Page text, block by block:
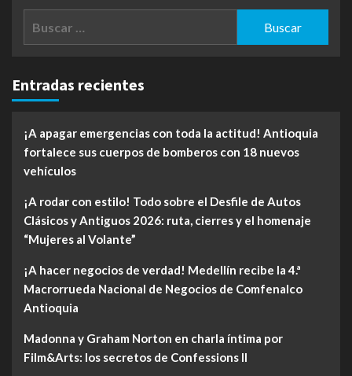
Entradas recientes
¡A apagar emergencias con toda la actitud! Antioquia
fortalece sus cuerpos de bomberos con 18 nuevos
vehículos
¡A rodar con estilo! Todo sobre el Desfile de Autos
Clásicos y Antiguos 2026: ruta, cierres y el homenaje
“Mujeres al Volante”
¡A hacer negocios de verdad! Medellín recibe la 4.ª
Macrorrueda Nacional de Negocios de Comfenalco
Antioquia
Madonna y Graham Norton en charla íntima por
Film&Arts: los secretos de Confessions II